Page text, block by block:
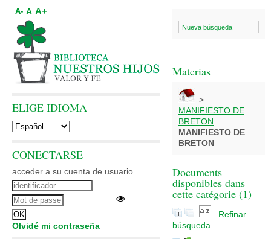
Nueva búsqueda
Materias
>
MANIFIESTO DE
BRETON
MANIFIESTO DE
BRETON
Documents
disponibles dans
cette catégorie (1)
Refinar
búsqueda
A- A A+
ELIGE IDIOMA
CONECTARSE
acceder a su cuenta de usuario
Olvidé mi contraseña